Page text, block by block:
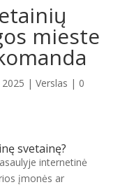
mieste
| Verslas | 0
svetainę?
internetinė
įmonės ar